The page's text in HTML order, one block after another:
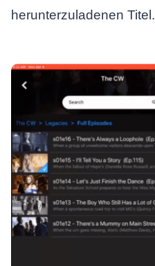
herunterzuladenen Titel.